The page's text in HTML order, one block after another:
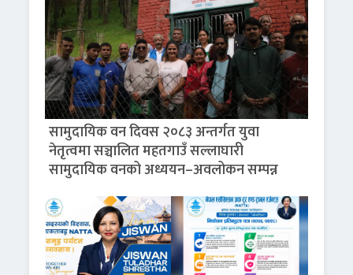
सामुदायिक वन दिवस २०८३ अन्तर्गत युवा
नेतृत्वमा सञ्चालित महतगाउँ सल्लाघारी
सामुदायिक वनको अध्ययन–अवलोकन सम्पन्न